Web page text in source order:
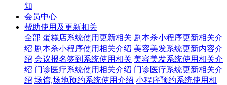
知
会员中心
帮助使用及更新相关
全部 蛋糕店系统使用更新相关 剧本杀小程序更新相关介
绍 剧本杀小程序使用相关介绍 美容美发系统更新内容介
绍 会议报名签到系统使用相关 美容美发系统使用相关介
绍 门诊医疗系统使用相关介绍 门诊医疗系统更新相关介
绍 场馆,场地预约系统使用介绍 小程序预约系统使用相